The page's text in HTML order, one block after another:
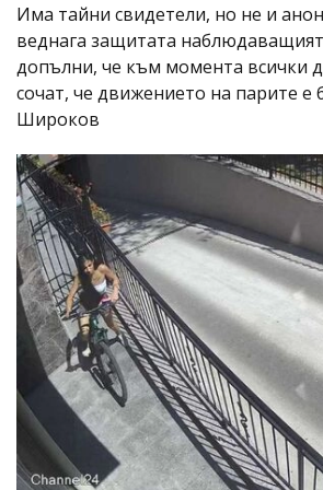
Има тайни свидетели, но не и
веднага защитата
допълни, че към момента всички
сочат, че движението на парите
Широков